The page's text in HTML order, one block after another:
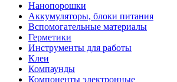
Нанопорошки
Аккумуляторы, блоки питания
Вспомогательные материалы
Герметики
Инструменты для работы
Клеи
Компаунды
Компоненты электронные